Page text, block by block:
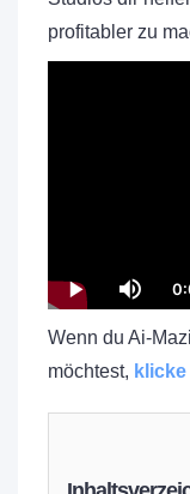
profitabler zu
Play Mute
Wenn du Ai-
möchtest,